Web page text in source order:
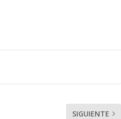
SIGUIENTE